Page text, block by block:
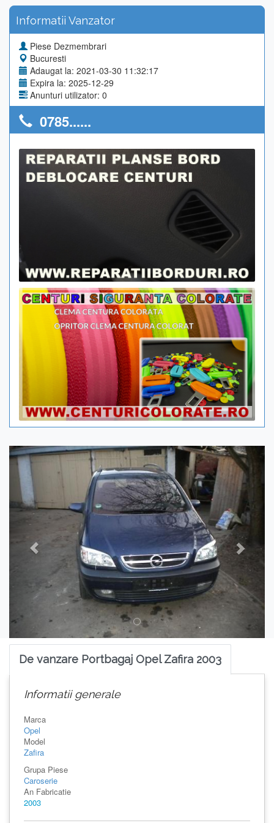
Informatii Vanzator
Piese Dezmembrari
Bucuresti
Adaugat la: 2021-03-30 11:32:17
Expira la: 2025-12-29
Anunturi utilizator: 0
0785......
Previous Next
De vanzare Portbagaj Opel Zafira 2003
Informatii generale
Marca
Opel
Model
Zafira
Grupa Piese
Caroserie
An Fabricatie
2003